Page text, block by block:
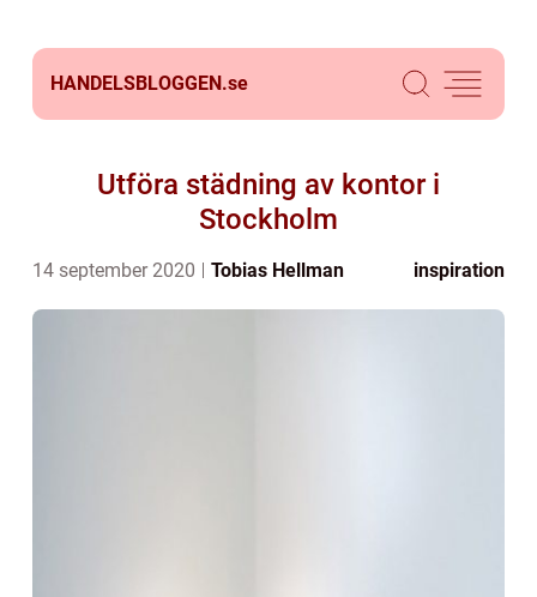
HANDELSBLOGGEN.se
Utföra städning av kontor i
Stockholm
14 september 2020 Tobias Hellman inspiration